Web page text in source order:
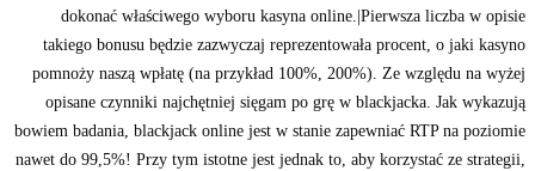
dokonać właściwego wyboru kasyna online.|Pierwsza liczba w opisie
takiego bonusu będzie zazwyczaj reprezentowała procent, o jaki kasyno
pomnoży naszą wpłatę (na przykład 100%, 200%). Ze względu na wyżej
opisane czynniki najchętniej sięgam po grę w blackjacka. Jak wykazują
bowiem badania, blackjack online jest w stanie zapewniać RTP na poziomie
nawet do 99,5%! Przy tym istotne jest jednak to, aby korzystać ze strategii,